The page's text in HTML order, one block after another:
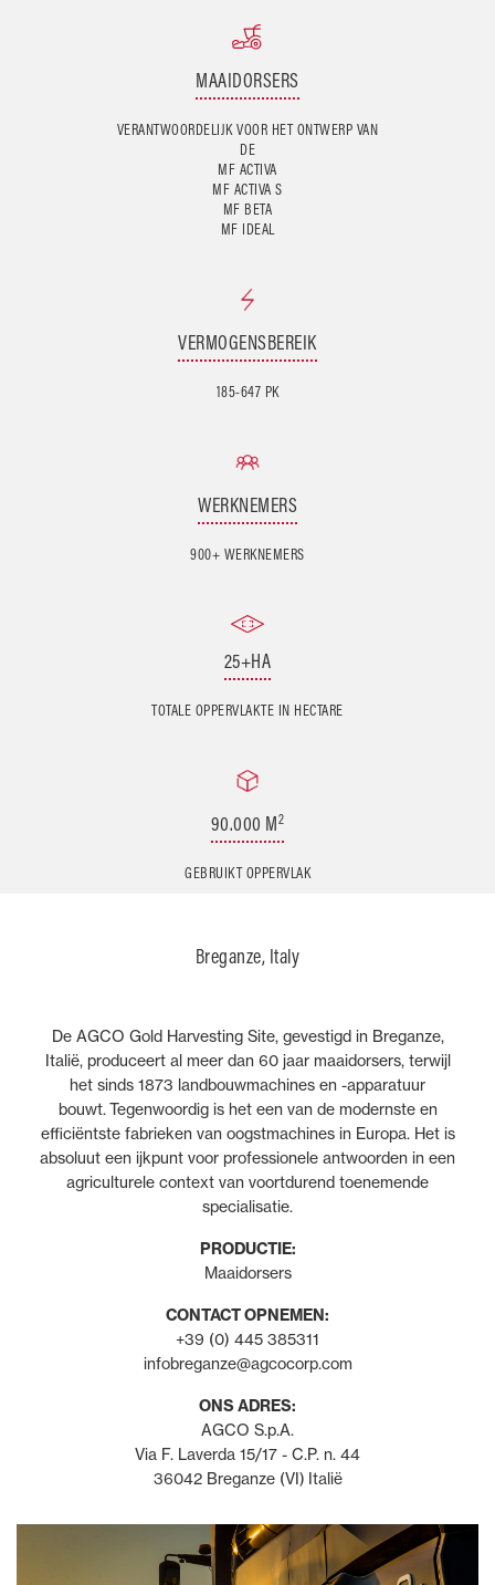
MAAIDORSERS
VERANTWOORDELIJK VOOR HET ONTWERP VAN
DE
MF ACTIVA
MF ACTIVA S
MF BETA
MF IDEAL
VERMOGENSBEREIK
185-647 PK
WERKNEMERS
900+ WERKNEMERS
25+HA
TOTALE OPPERVLAKTE IN HECTARE
90.000 M2
GEBRUIKT OPPERVLAK
Breganze, Italy
De AGCO Gold Harvesting Site, gevestigd in Breganze,
Italië, produceert al meer dan 60 jaar maaidorsers, terwijl
het sinds 1873 landbouwmachines en -apparatuur
bouwt. Tegenwoordig is het een van de modernste en
efficiëntste fabrieken van oogstmachines in Europa. Het is
absoluut een ijkpunt voor professionele antwoorden in een
agriculturele context van voortdurend toenemende
specialisatie.
PRODUCTIE:
Maaidorsers
CONTACT OPNEMEN:
+39 (0) 445 385311
infobreganze@agcocorp.com
ONS ADRES:
AGCO S.p.A.
Via F. Laverda 15/17 - C.P. n. 44
36042 Breganze (VI) Italië